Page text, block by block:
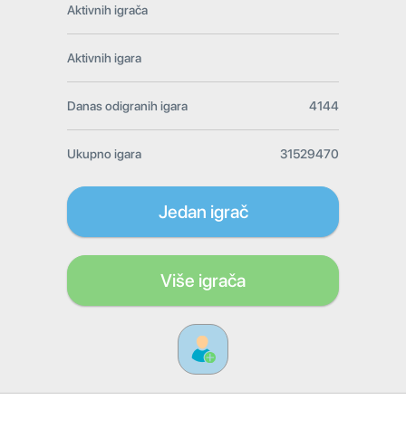
Aktivnih igrača
Aktivnih igara
Danas odigranih igara 4144
Ukupno igara 31529470
Jedan igrač
Više igrača